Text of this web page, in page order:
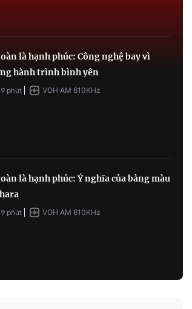
là hạnh phúc: Công nghệ bay vì
hành trình bình yên
phút VOH AM 610KHz
là hạnh phúc: Ý nghĩa của bảng màu
phút VOH AM 610KHz